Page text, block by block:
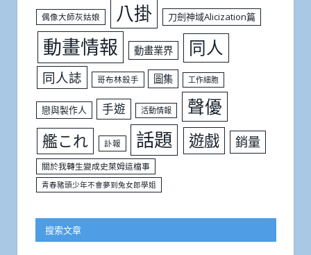
偶像大師灰姑娘 八掛 刀劍神域Alicization篇
動畫情報 動畫業界 同人
同人誌 哥布林殺手 圖集 工作細胞
戀與製作人 手遊 活動情報 聲優
艦これ 訃報 話題 遊戲 銷量
關於我轉生變成史萊姆這檔事
青春豬頭少年不會夢到兔女郎學姐
搜索文章